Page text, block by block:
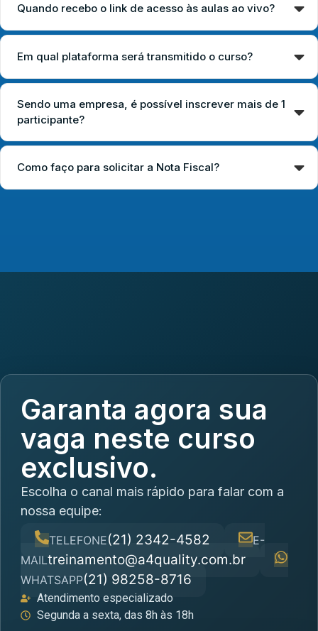
Quando recebo o link de acesso às aulas ao vivo?
Em qual plataforma será transmitido o curso?
Sendo uma empresa, é possível inscrever mais de 1
participante?
Como faço para solicitar a Nota Fiscal?
Garanta agora sua
vaga neste curso
exclusivo.
Escolha o canal mais rápido para falar com a
nossa equipe:
TELEFONE(21) 2342-4582
E-
MAILtreinamento@a4quality.com.br
WHATSAPP(21) 98258-8716
Atendimento especializado
Segunda a sexta, das 8h às 18h